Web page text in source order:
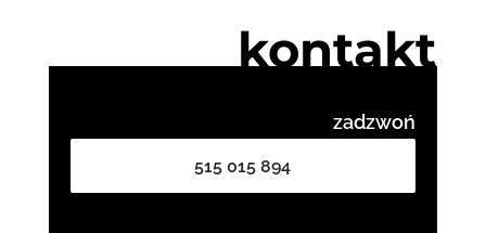
kontakt
zadzwoń
515 015 894